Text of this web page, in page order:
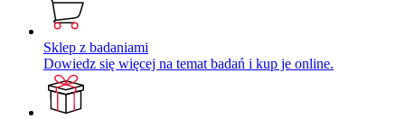
Sklep z badaniami
Dowiedz się więcej na temat badań i kup je online.